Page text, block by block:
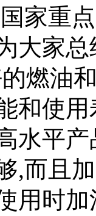
家重
大家
燃油
和使
水平
,而且
用时